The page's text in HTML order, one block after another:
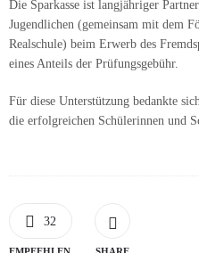
Die Sparkasse ist langjähriger
Jugendlichen (gemeinsam mit dem
Realschule) beim Erwerb des
eines Anteils der Prüfungsgebühr.
Für diese Unterstützung bedankte
die erfolgreichen Schülerinnen und
32